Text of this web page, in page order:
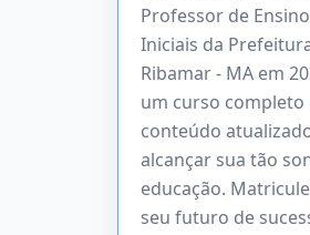
Professor de
Iniciais da
Ribamar - MA em
um curso
conteúdo
alcançar sua tão
educação.
seu futuro de